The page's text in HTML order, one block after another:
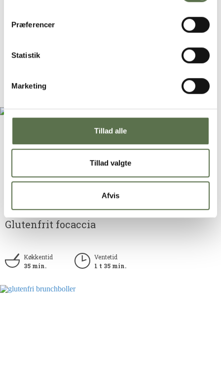
Præferencer
Statistik
Marketing
Tillad alle
Tillad valgte
Afvis
15 min.
Glutenfrit focaccia
Køkkentid
35 min.
Ventetid
1 t 35 min.